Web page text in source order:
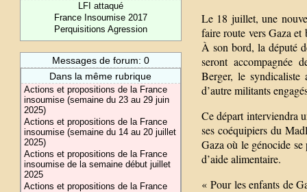
LFI attaqué
France Insoumise 2017
Perquisitions Agression
Messages de forum: 0
Dans la même rubrique
Actions et propositions de la France
insoumise (semaine du 23 au 29 juin
2025)
Actions et propositions de la France
insoumise (semaine du 14 au 20 juillet
2025)
Actions et propositions de la France
insoumise de la semaine début juillet
2025
Actions et propositions de la France
Le 18 juillet, une
faire route vers Gaza
À son bord, la député
seront accompagnée
Berger, le syndicaliste
d’autre militants
Ce départ interviendra
ses coéquipiers du
Gaza où le génocide se
d’aide alimentaire.
« Pour les enfants de